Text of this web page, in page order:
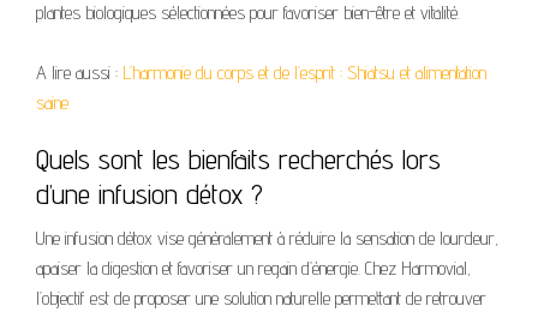
plantes biologiques sélectionnées pour favoriser bien-être et vitalité.
A lire aussi : L’harmonie du corps et de l’esprit : Shiatsu et alimentation
saine
Quels sont les bienfaits recherchés lors
d’une infusion détox ?
Une infusion détox vise généralement à réduire la sensation de lourdeur,
apaiser la digestion et favoriser un regain d’énergie. Chez Harmovial,
l’objectif est de proposer une solution naturelle permettant de retrouver